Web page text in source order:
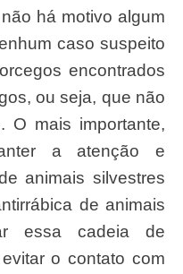
há motivo algum
caso suspeito
encontrados
ou seja, que não
O mais importante,
a atenção e
animais silvestres
de animais
essa cadeia de
o contato com